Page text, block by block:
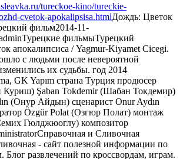
tureckoe-kino/tureckie-
cvetok-apokalipsisa.htmlДождь: Цветок
фильм2014-11-
Турецкие фильмыТурецкий
апокалипсиса / Yagmur-Kiyamet Cicegi.
с людьми после невероятной
их судьбы. год 2014
GK Yapım страна Турция продюсер
Şaban Tokdemir (Шабан Токдемир)
(Онур Айдын) сценарист Onur Aydın
Özgür Polat (Озгюр Полат) монтаж
Гюлджюоглу) композитор
Справочная и Сливочная